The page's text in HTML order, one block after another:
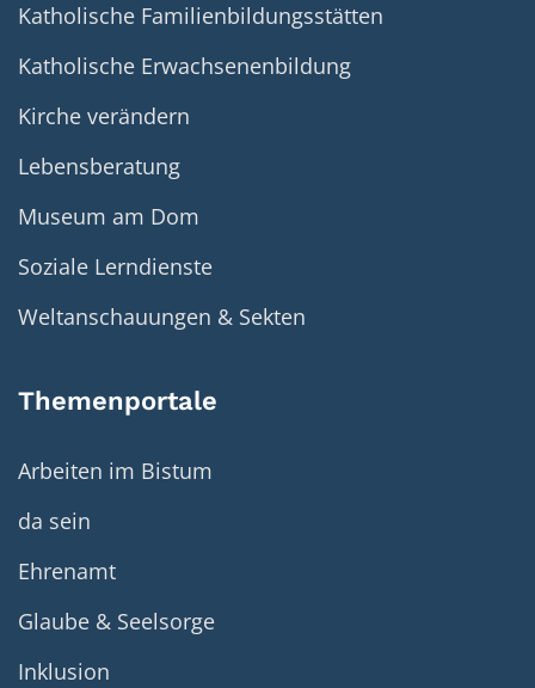
Katholische Familienbildungsstätten
Katholische Erwachsenenbildung
Kirche verändern
Lebensberatung
Museum am Dom
Soziale Lerndienste
Weltanschauungen & Sekten
Themenportale
Arbeiten im Bistum
da sein
Ehrenamt
Glaube & Seelsorge
Inklusion